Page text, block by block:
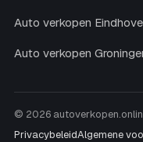
Auto verkopen
Auto verkopen
© 2026
PrivacybeleidAlgemene